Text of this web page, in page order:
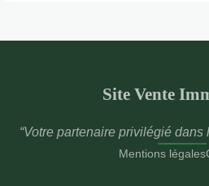
Site Vente
“Votre partenaire privilégié
Mentions légales